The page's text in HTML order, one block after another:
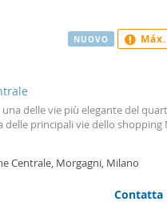
delle vie più elegante del
delle principali vie dello shopping
Centrale, Morgagni, Milano
Contatta
NUOVO